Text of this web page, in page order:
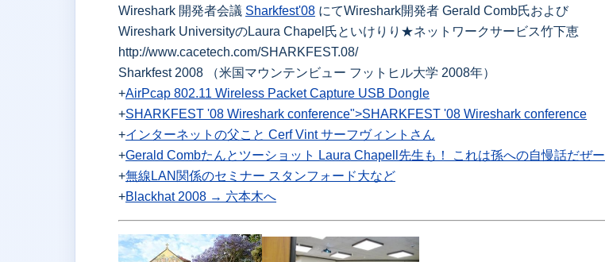
Wireshark 開発者会議 Sharkfest'08 にてWireshark開発者 Gerald Comb氏および
Wireshark UniversityのLaura Chapel氏といけりり★ネットワークサービス竹下恵
http://www.cacetech.com/SHARKFEST.08/
Sharkfest 2008 （米国マウンテンビュー フットヒル大学 2008年）
+AirPcap 802.11 Wireless Packet Capture USB Dongle
+SHARKFEST '08 Wireshark conference">SHARKFEST '08 Wireshark conference
+インターネットの父こと Cerf Vint サーフヴィントさん
+Gerald Combたんとツーショット Laura Chapell先生も！ これは孫への自慢話だぜー
+無線LAN関係のセミナー スタンフォード大など
+Blackhat 2008 → 六本木へ